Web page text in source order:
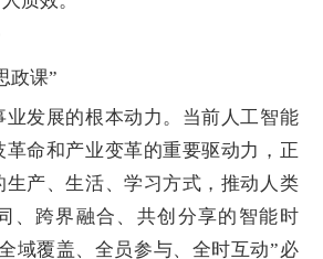
课”
发展的根本动力。当前人工智能
革命和产业变革的重要驱动力，正
生产、生活、学习方式，推动人类
、跨界融合、共创分享的智能时
域覆盖、全员参与、全时互动”必